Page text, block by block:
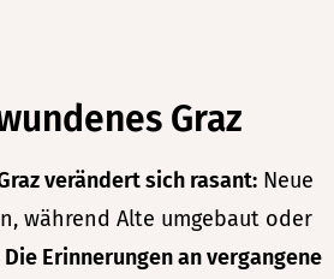
Graz
verändert sich rasant: Neue
während Alte umgebaut oder
Die Erinnerungen an vergangene